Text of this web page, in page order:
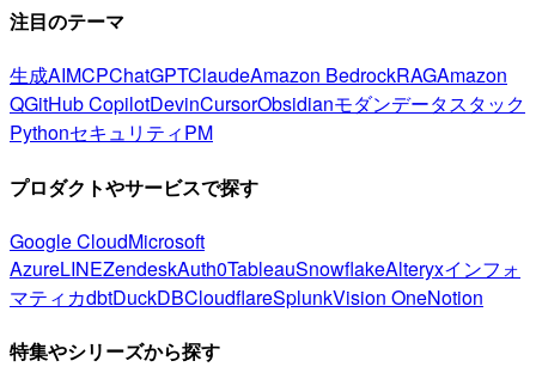
注目のテーマ
生成AIMCPChatGPTClaudeAmazon BedrockRAGAmazon
QGitHub CopilotDevinCursorObsidianモダンデータスタック
PythonセキュリティPM
プロダクトやサービスで探す
Google CloudMicrosoft
AzureLINEZendeskAuth0TableauSnowflakeAlteryxインフォ
マティカdbtDuckDBCloudflareSplunkVision OneNotion
特集やシリーズから探す